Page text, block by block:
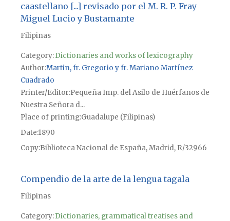
caastellano [...] revisado por el M. R. P. Fray
Miguel Lucio y Bustamante
Filipinas
Category:Dictionaries and works of lexicography
Author Martin, fr. Gregorio y fr. Mariano Martínez
Cuadrado
Printer/Editor Pequeña Imp. del Asilo de Huérfanos de
Nuestra Señora d...
Place of printingGuadalupe (Filipinas)
Date1890
CopyBiblioteca Nacional de España, Madrid, R/32966
Compendio de la arte de la lengua tagala
Filipinas
Category:Dictionaries, grammatical treatises and